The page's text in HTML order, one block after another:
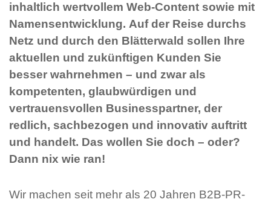
inhaltlich wertvollem Web-Content sowie mit
Namensentwicklung. Auf der Reise durchs
Netz und durch den Blätterwald sollen Ihre
aktuellen und zukünftigen Kunden Sie
besser wahrnehmen – und zwar als
kompetenten, glaubwürdigen und
vertrauensvollen Businesspartner, der
redlich, sachbezogen und innovativ auftritt
und handelt. Das wollen Sie doch – oder?
Dann nix wie ran!
Wir machen seit mehr als 20 Jahren B2B-PR-